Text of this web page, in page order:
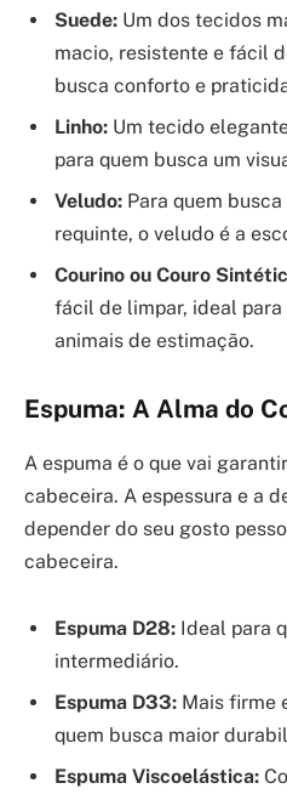
Suede: Um dos tecidos
macio, resistente e fácil
busca conforto e
Linho: Um tecido
para quem busca um
Veludo: Para quem
requinte, o veludo é a
Courino ou Couro
fácil de limpar, ideal
animais de estimação.
Espuma: A Alma do
A espuma é o que vai
cabeceira. A espessura e a
depender do seu gosto
cabeceira.
Espuma D28: Ideal para
intermediário.
Espuma D33: Mais firme
quem busca maior
Espuma Viscoelástica: